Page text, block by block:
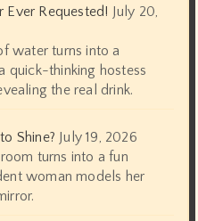
Ever Requested! July 20,
water turns into a
quick-thinking hostess
the real drink.
Shine? July 19, 2026
turns into a fun
woman models her